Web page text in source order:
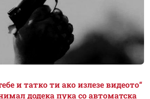
и татко ти ако излезе видеото“
додека пука со автоматска